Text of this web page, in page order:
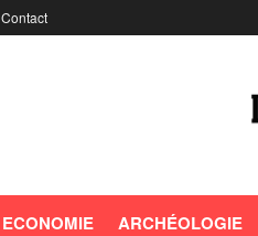
Contact
ECONOMIE ARCHÉOLOGIE